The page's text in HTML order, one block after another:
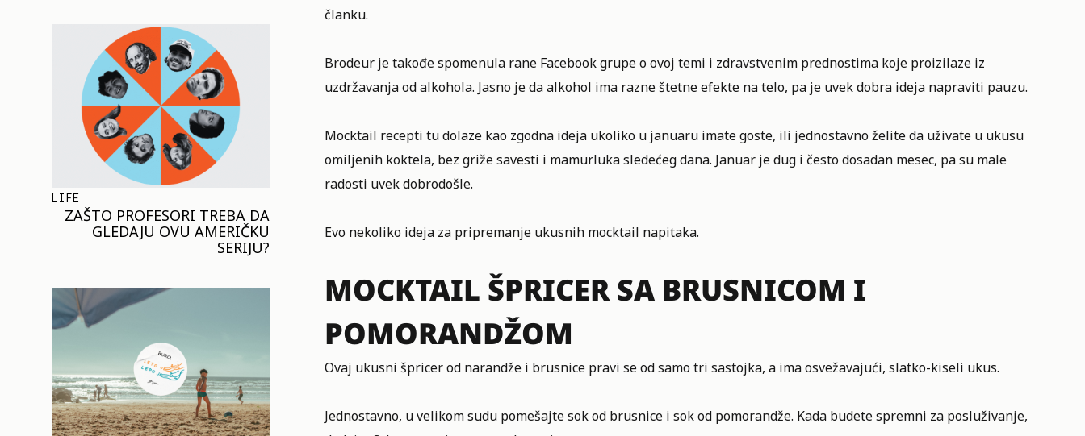
LIFE
ZAŠTO PROFESORI TREBA DA
GLEDAJU OVU AMERIČKU
SERIJU?
članku.
Brodeur je takođe spomenula rane Facebook grupe o ovoj temi i zdravstvenim prednostima koje proizilaze iz
uzdržavanja od alkohola. Jasno je da alkohol ima razne štetne efekte na telo, pa je uvek dobra ideja napraviti pauzu.
Mocktail recepti tu dolaze kao zgodna ideja ukoliko u januaru imate goste, ili jednostavno želite da uživate u ukusu
omiljenih koktela, bez griže savesti i mamurluka sledećeg dana. Januar je dug i često dosadan mesec, pa su male
radosti uvek dobrodošle.
Evo nekoliko ideja za pripremanje ukusnih mocktail napitaka.
MOCKTAIL ŠPRICER SA BRUSNICOM I
POMORANDŽOM
Ovaj ukusni špricer od narandže i brusnice pravi se od samo tri sastojka, a ima osvežavajući, slatko-kiseli ukus.
Jednostavno, u velikom sudu pomešajte sok od brusnice i sok od pomorandže. Kada budete spremni za posluživanje,